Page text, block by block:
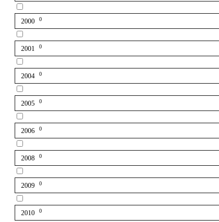
2000 0
2001 0
2004 0
2005 0
2006 0
2008 0
2009 0
2010 0